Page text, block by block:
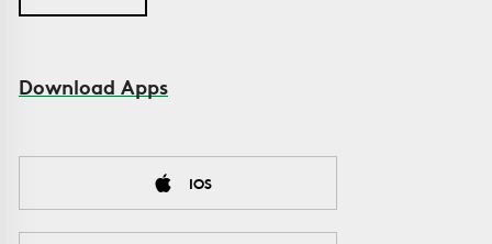
Download Apps
IOS